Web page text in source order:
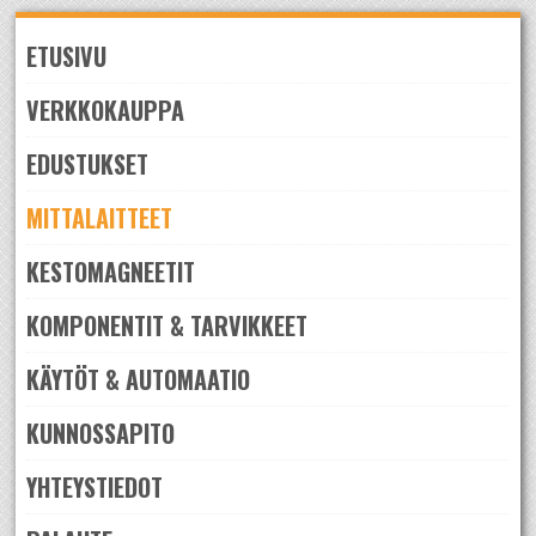
to
navigation
to
content
ETUSIVU
VERKKOKAUPPA
EDUSTUKSET
MITTALAITTEET
KESTOMAGNEETIT
KOMPONENTIT & TARVIKKEET
KÄYTÖT & AUTOMAATIO
KUNNOSSAPITO
YHTEYSTIEDOT